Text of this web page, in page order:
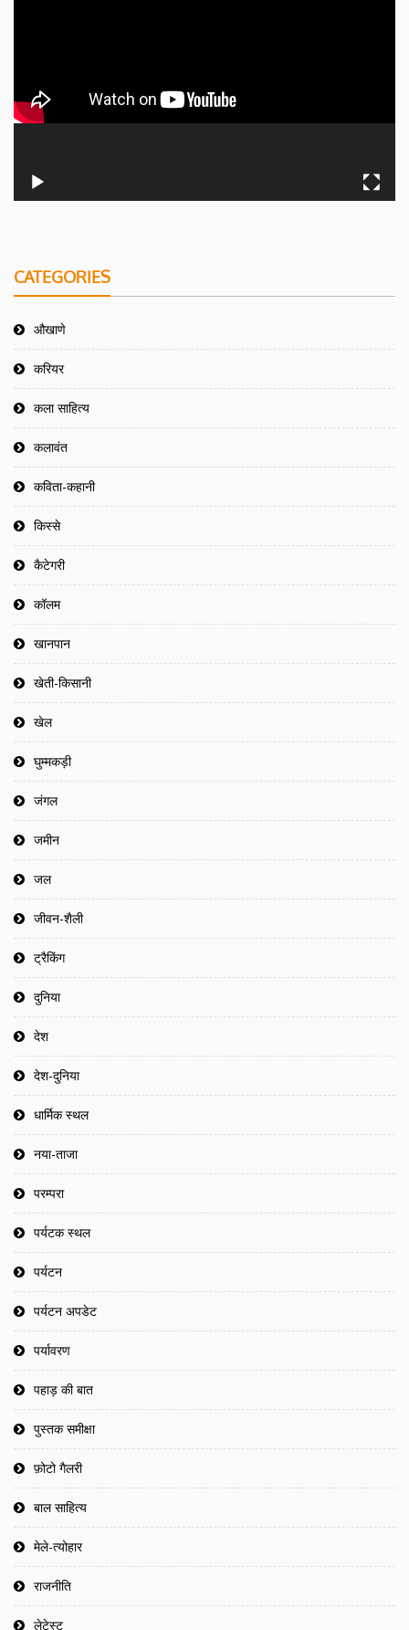
CATEGORIES
औखाणे
करियर
कला साहित्य
कलावंत
कविता-कहानी
किस्से
कैटेगरी
कॉलम
खानपान
खेती-किसानी
खेल
घुम्मकड़ी
जंगल
जमीन
जल
जीवन-शैली
ट्रैकिंग
दुनिया
देश
देश-दुनिया
धार्मिक स्थल
नया-ताजा
परम्परा
पर्यटक स्थल
पर्यटन
पर्यटन अपडेट
पर्यावरण
पहाड़ की बात
पुस्तक समीक्षा
फ़ोटो गैलरी
बाल साहित्य
मेले-त्योहार
राजनीति
लेटेस्ट